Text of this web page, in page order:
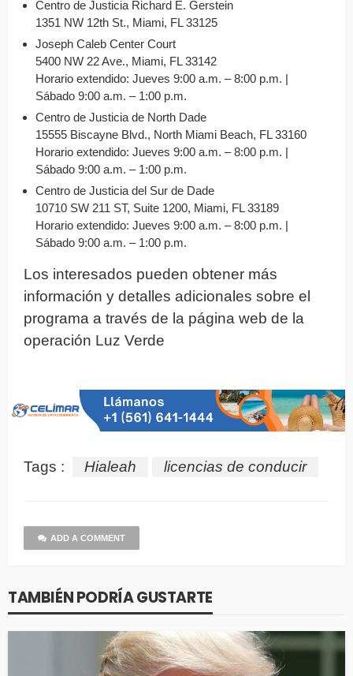
Centro de Justicia Richard E. Gerstein
1351 NW 12th St., Miami, FL 33125
Joseph Caleb Center Court
5400 NW 22 Ave., Miami, FL 33142
Horario extendido: Jueves 9:00 a.m. – 8:00 p.m. |
Sábado 9:00 a.m. – 1:00 p.m.
Centro de Justicia de North Dade
15555 Biscayne Blvd., North Miami Beach, FL 33160
Horario extendido: Jueves 9:00 a.m. – 8:00 p.m. |
Sábado 9:00 a.m. – 1:00 p.m.
Centro de Justicia del Sur de Dade
10710 SW 211 ST, Suite 1200, Miami, FL 33189
Horario extendido: Jueves 9:00 a.m. – 8:00 p.m. |
Sábado 9:00 a.m. – 1:00 p.m.
Los interesados pueden obtener más
información y detalles adicionales sobre el
programa a través de la página web de la
operación Luz Verde
Tags : Hialeah licencias de conducir
ADD A COMMENT
TAMBIÉN PODRÍA GUSTARTE